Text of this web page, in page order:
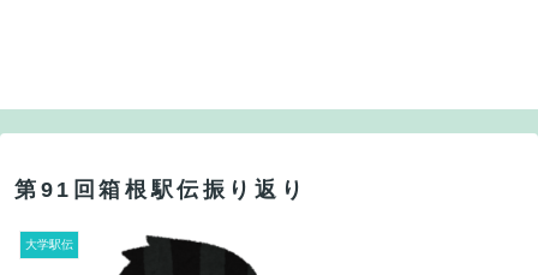
第91回箱根駅伝振り返り
大学駅伝